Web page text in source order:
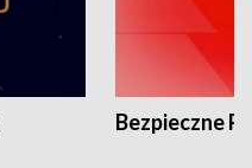
Bezpieczne